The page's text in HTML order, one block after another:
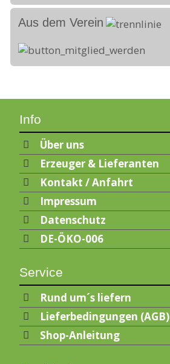
Aus dem Verein
Info
Über uns
Erzeuger & Lieferanten
Kontakt / Anfahrt
Impressum
Datenschutz
DE-ÖKO-006
Service
Rund um´s liefern
Lieferbedingungen (AGB)
Shop-Anleitung